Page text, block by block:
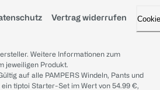
Vertrag widerrufen
Weitere Informationen zum
jeweiligen Produkt.
auf alle PAMPERS Windeln, Pants und
tiptoi Starter-Set im Wert von 54.99 €,